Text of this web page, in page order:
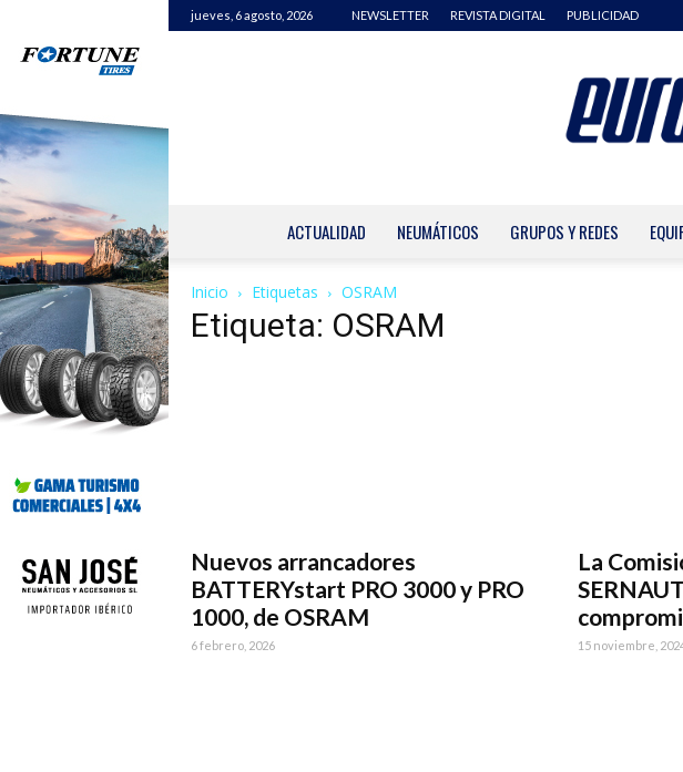
jueves, 6 agosto, 2026 NEWSLETTER REVISTA DIGITAL PUBLICIDAD
ACTUALIDAD NEUMÁTICOS GRUPOS Y REDES
Inicio Etiquetas OSRAM
Etiqueta: OSRAM
Nuevos arrancadores
BATTERYstart PRO 3000 y PRO
1000, de OSRAM
6 febrero, 2026
La
15 noviembre,